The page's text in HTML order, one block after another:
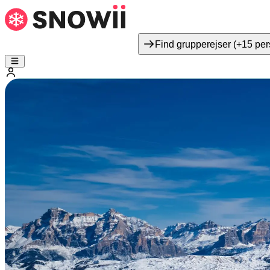
Find grupperejser (+15